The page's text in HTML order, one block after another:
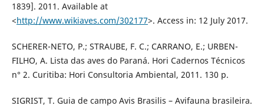
1839]. 2011. Available at
<http://www.wikiaves.com/302177>. Access in: 12 July 2017.
SCHERER-NETO, P.; STRAUBE, F. C.; CARRANO, E.; URBEN-
FILHO, A. Lista das aves do Paraná. Hori Cadernos Técnicos
n° 2. Curitiba: Hori Consultoria Ambiental, 2011. 130 p.
SIGRIST, T. Guia de campo Avis Brasilis – Avifauna brasileira.